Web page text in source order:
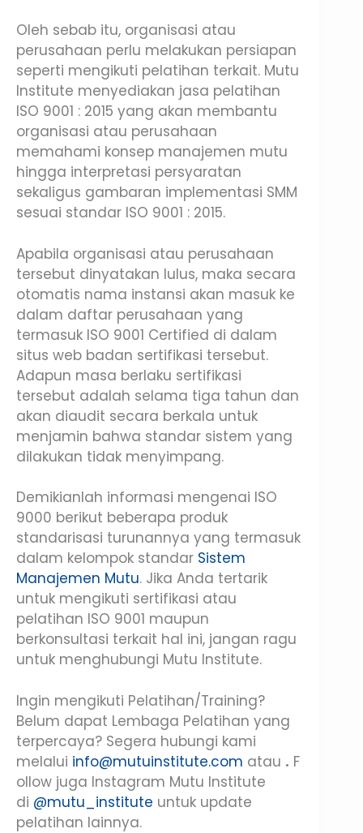
Oleh sebab itu, organisasi atau
perusahaan perlu melakukan persiapan
seperti mengikuti pelatihan terkait. Mutu
Institute menyediakan jasa pelatihan
ISO 9001 : 2015 yang akan membantu
organisasi atau perusahaan
memahami konsep manajemen mutu
hingga interpretasi persyaratan
sekaligus gambaran implementasi SMM
sesuai standar ISO 9001 : 2015.
Apabila organisasi atau perusahaan
tersebut dinyatakan lulus, maka secara
otomatis nama instansi akan masuk ke
dalam daftar perusahaan yang
termasuk ISO 9001 Certified di dalam
situs web badan sertifikasi tersebut.
Adapun masa berlaku sertifikasi
tersebut adalah selama tiga tahun dan
akan diaudit secara berkala untuk
menjamin bahwa standar sistem yang
dilakukan tidak menyimpang.
Demikianlah informasi mengenai ISO
9000 berikut beberapa produk
standarisasi turunannya yang termasuk
dalam kelompok standar Sistem
Manajemen Mutu. Jika Anda tertarik
untuk mengikuti sertifikasi atau
pelatihan ISO 9001 maupun
berkonsultasi terkait hal ini, jangan ragu
untuk menghubungi Mutu Institute.
Ingin mengikuti Pelatihan/Training?
Belum dapat Lembaga Pelatihan yang
terpercaya? Segera hubungi kami
melalui info@mutuinstitute.com atau . F
ollow juga Instagram Mutu Institute
di @mutu_institute untuk update
pelatihan lainnya.